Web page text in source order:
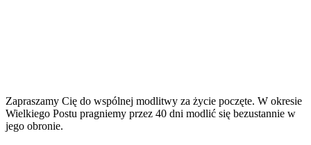
Zapraszamy Cię do wspólnej modlitwy za życie poczęte. W okresie
Wielkiego Postu pragniemy przez 40 dni modlić się bezustannie w
jego obronie.